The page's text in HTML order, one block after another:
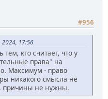
#956
17:56
кто считает, что у
права" на
Максимум - право
никакого смысла не
причины не нужны.